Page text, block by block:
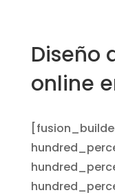
Diseño
online